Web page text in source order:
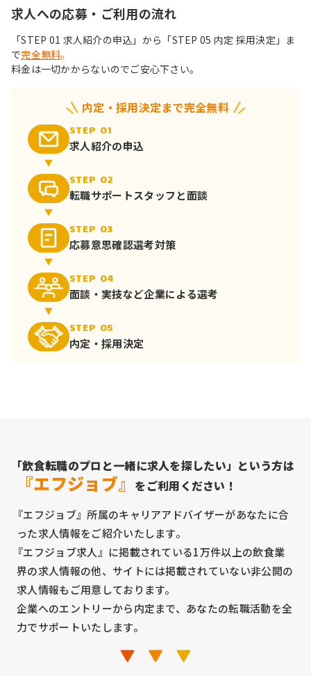
求人への応募・ご利用の流れ
「STEP 01 求人紹介の申込」から「STEP 05 内定 採用決定」ま
で完全無料。
料金は一切かからないのでご安心下さい。
内定・採用決定まで完全無料
STEP 01
求人紹介の申込
STEP 02
転職サポートスタッフと面談
STEP 03
応募意思確認選考対策
STEP 04
面談・実技など企業による選考
STEP 05
内定・採用決定
「飲食転職のプロと一緒に求人を探したい」という方は
『エフジョブ』 をご利用ください！
『エフジョブ』所属のキャリアアドバイザーがあなたに合
った求人情報をご紹介いたします。
『エフジョブ求人』に掲載されている1万件以上の飲食業
界の求人情報の他、サイトには掲載されていない非公開の
求人情報もご用意しております。
企業へのエントリーから内定まで、あなたの転職活動を全
力でサポートいたします。